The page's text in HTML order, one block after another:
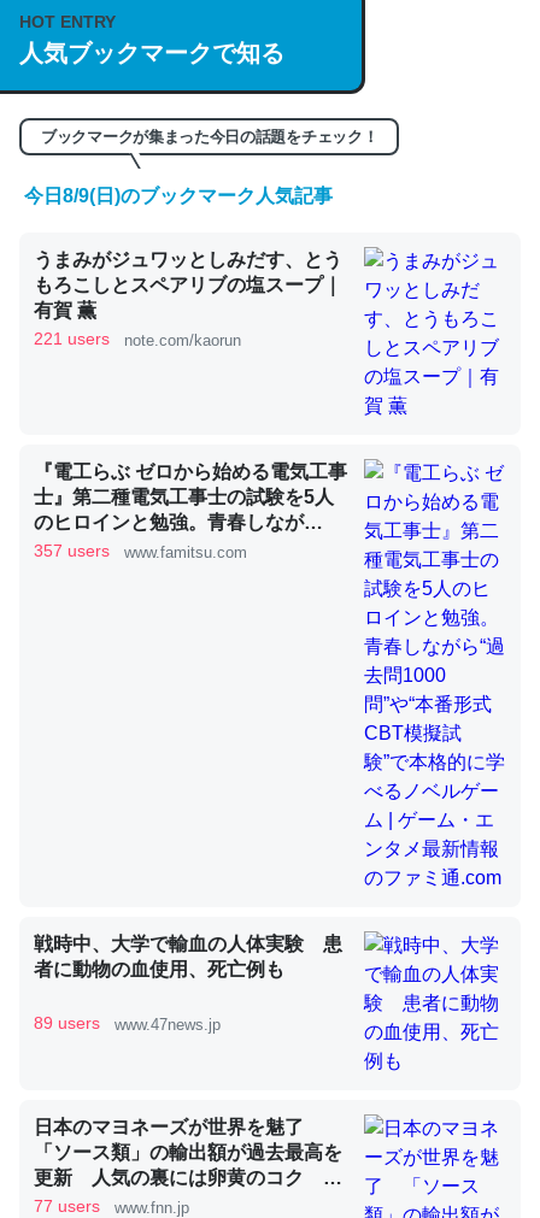
https://isobe324649.hatenablog.com/entry/2023/03/27
/064121
─GPTの仕組みと限界についての考察（１） - conceptualization
くらい。小説でいう「ずっと前の伏線」は回収されないけ
ど、短期記憶というには多い分量。進化すればするほど分
かりやすく強くなりそう
─GPTの仕組みと限界についての考察（１） - conceptualization
昆虫ってカルシウム少ないのか。知らんかった。調べたら
コオロギのカルシウム分はエビの600分の1程度。
─ニュース :: 【研究発表】昆虫学の大問題＝「昆虫はなぜ海にいな
論文では「淡水はカルシウムも酸素も不足してて両方に不
利だから両方が拮抗してるのでは」とあって面白い。海に
いる鋏角類（カブトガニ・ウミグモ）はカルシウムを使わ
ずキチンを強化してる筈だが、酵素が違うのか？
─ニュース :: 【研究発表】昆虫学の大問題＝「昆虫はなぜ海にいな
これを元に考えるとカルシウムを大量に使う脊椎動物と貝
類は苦労してるんだな…。腹足類だと殻を無くしてナメク
─ニュース :: 【研究発表】昆虫学の大問題＝「昆虫はなぜ海にいな
いのか」に関する新仮説
HOT ENTRY
人気ブックマークで知る
ブックマークが集まった今日の話題をチェック！
今日8/9(日)のブックマーク人気記事
うまみがジュワッとしみだす、とう
もろこしとスペアリブの塩スープ｜
有賀 薫
221 users note.com/kaorun
『電工らぶ ゼロから始める電気工事
士』第二種電気工事士の試験を5人
のヒロインと勉強。青春しなが
ら“過去問1000問”や“本番形式CBT
357 users www.famitsu.com
戦時中、大学で輸血の人体実験 患
者に動物の血使用、死亡例も
89 users www.47news.jp
日本のマヨネーズが世界を魅了
「ソース類」の輸出額が過去最高を
更新 人気の裏には卵黄のコク ア
メリカでは“日本風”が誕生｜FNNプ
77 users www.fnn.jp